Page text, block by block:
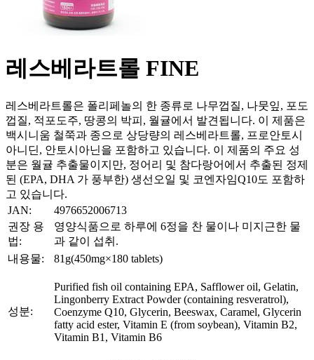
레스베라트롤 FINE
레스베라트롤은 폴리페놀의 한 종류로 나무껍질, 나뭇잎, 포도
껍질, 적포도주, 땅콩의 박피, 월귤에서 발견됩니다. 이 제품은
백시니움 철쭉과 종으로 상당량의 레스베라트롤, 프로안토시
아니딘, 안토시아닌을 포함하고 있습니다. 이 제품의 주요 성
분은 월귤 추출물이지만, 정어리 및 참다랑어에서 추출된 정제
된 (EPA, DHA 가 풍부한) 생선오일 및 코엔자임Q10도 포함하
고 있습니다.
JAN:
4976652006713
권장 용
법:
영양식품으로 하루에 6정을 찬 물이나 미지근한 물
과 같이 섭취.
내용물:
81g(450mg×180 tablets)
성분:
Purified fish oil containing EPA, Safflower oil, Gelatin,
Lingonberry Extract Powder (containing resveratrol),
Coenzyme Q10, Glycerin, Beeswax, Caramel, Glycerin
fatty acid ester, Vitamin E (from soybean), Vitamin B2,
Vitamin B1, Vitamin B6